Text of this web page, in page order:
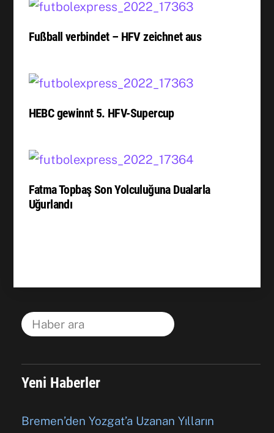
Fußball verbindet – HFV zeichnet aus
HEBC gewinnt 5. HFV-Supercup
Fatma Topbaş Son Yolculuğuna Dualarla
Uğurlandı
Yeni Haberler
Bremen’den Yozgat’a Uzanan Yılların